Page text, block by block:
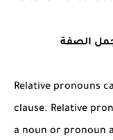
الصفة
Relative pronouns
clause. Relative
a noun or pronoun